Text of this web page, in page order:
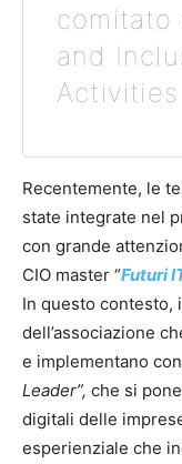
comitato
and
Activities
Recentemente, le
state integrate nel
con grande
CIO master “Futuri
In questo contesto,
dell’associazione
e implementano
Leader”, che si
digitali delle
esperienziale che